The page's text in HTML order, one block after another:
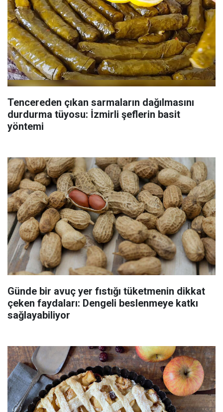
Tencereden çıkan sarmaların dağılmasını
durdurma tüyosu: İzmirli şeflerin basit
yöntemi
Günde bir avuç yer fıstığı tüketmenin dikkat
çeken faydaları: Dengeli beslenmeye katkı
sağlayabiliyor